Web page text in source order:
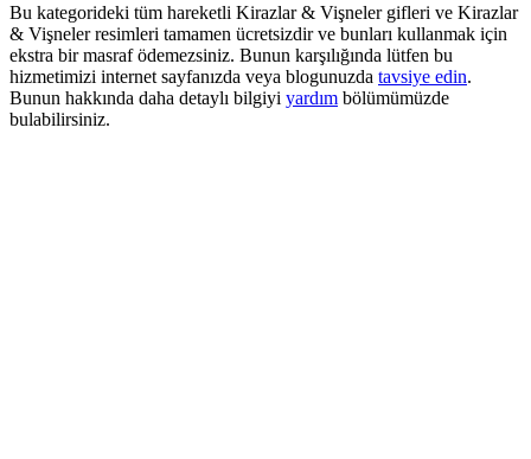
Bu kategorideki tüm hareketli Kirazlar & Vişneler gifleri ve Kirazlar
& Vişneler resimleri tamamen ücretsizdir ve bunları kullanmak için
ekstra bir masraf ödemezsiniz. Bunun karşılığında lütfen bu
hizmetimizi internet sayfanızda veya blogunuzda tavsiye edin.
Bunun hakkında daha detaylı bilgiyi yardım bölümümüzde
bulabilirsiniz.